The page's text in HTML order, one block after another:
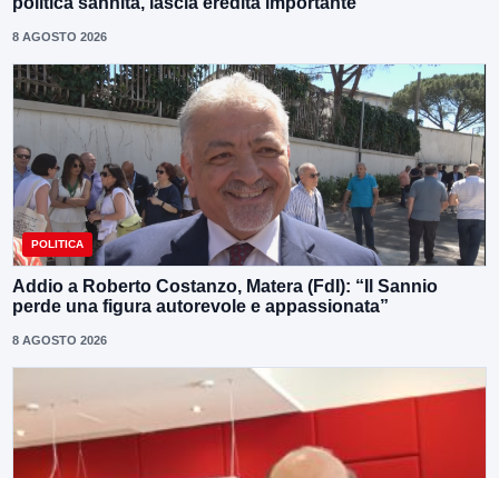
8 AGOSTO 2026
POLITICA
Addio a Roberto Costanzo, Matera (FdI): “Il Sannio
perde una figura autorevole e appassionata”
8 AGOSTO 2026